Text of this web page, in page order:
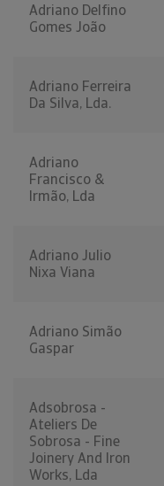
Adriano Delfino
Gomes João
Adriano Ferreira
Da Silva, Lda.
Adriano
Francisco &
Irmão, Lda
Adriano Julio
Nixa Viana
Adriano Simão
Gaspar
Adsobrosa -
Ateliers De
Sobrosa - Fine
Joinery And Iron
Works, Lda